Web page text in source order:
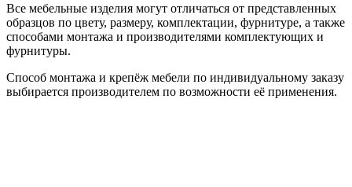
Все мебельные изделия могут отличаться от представленных
образцов по цвету, размеру, комплектации, фурнитуре, а также
способами монтажа и производителями комплектующих и
фурнитуры.
Способ монтажа и крепёж мебели по индивидуальному заказу
выбирается производителем по возможности её применения.